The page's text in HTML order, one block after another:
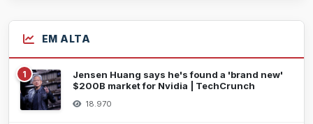
EM ALTA
1
Jensen Huang says he's found a 'brand new'
$200B market for Nvidia | TechCrunch
18.970